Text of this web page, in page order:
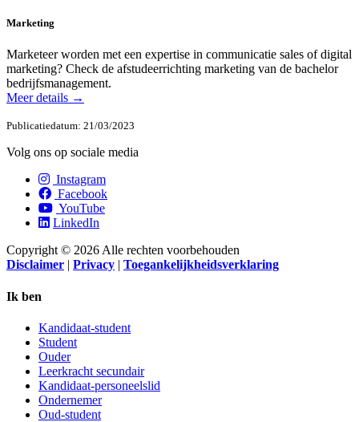
Marketing
Marketeer worden met een expertise in communicatie sales of digital
marketing? Check de afstudeerrichting marketing van de bachelor
bedrijfsmanagement.
Meer details →
Publicatiedatum: 21/03/2023
Volg ons op sociale media
Instagram
Facebook
YouTube
LinkedIn
Copyright © 2026 Alle rechten voorbehouden
Disclaimer
Privacy Toegankelijkheidsverklaring
Ik ben
Kandidaat-student
Student
Ouder
Leerkracht secundair
Kandidaat-personeelslid
Ondernemer
Oud-student